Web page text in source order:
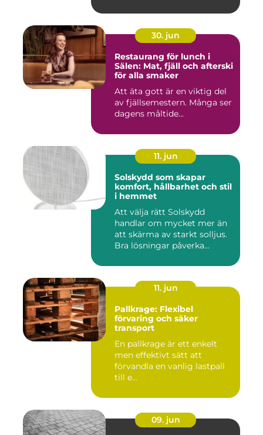
30. jun
Restaurang för lunch i
Sälen: Mat, fjäll och afterski
för alla smaker
Att äta gott är en viktig del
av fjällsemestern. Många ser
dagens måltide...
11. jun
Solskydd som skapar
komfort, hållbarhet och stil
i hemmet
Att välja rätt Solskydd
handlar om mycket mer än
att skärma av starkt solljus.
Bra lösningar påverka...
11. jun
Pallkrage: Flexibel
förvaring och säker
transport
En pallkrage är ett enkelt
men effektivt sätt att
förvandla en vanlig lastpall
till e...
09. jun